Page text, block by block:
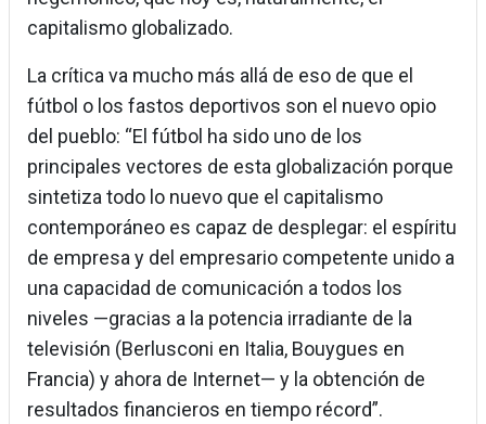
capitalismo globalizado.
La crítica va mucho más allá de eso de que el
fútbol o los fastos deportivos son el nuevo opio
del pueblo: “El fútbol ha sido uno de los
principales vectores de esta globalización porque
sintetiza todo lo nuevo que el capitalismo
contemporáneo es capaz de desplegar: el espíritu
de empresa y del empresario competente unido a
una capacidad de comunicación a todos los
niveles —gracias a la potencia irradiante de la
televisión (Berlusconi en Italia, Bouygues en
Francia) y ahora de Internet— y la obtención de
resultados financieros en tiempo récord”.